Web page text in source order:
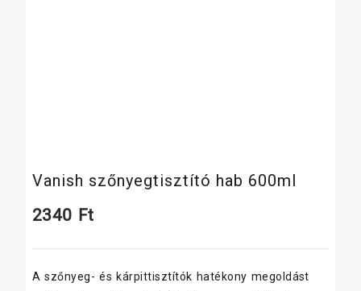
Vanish szőnyegtisztító hab 600ml
2340 Ft
A szőnyeg- és kárpittisztítók hatékony megoldást